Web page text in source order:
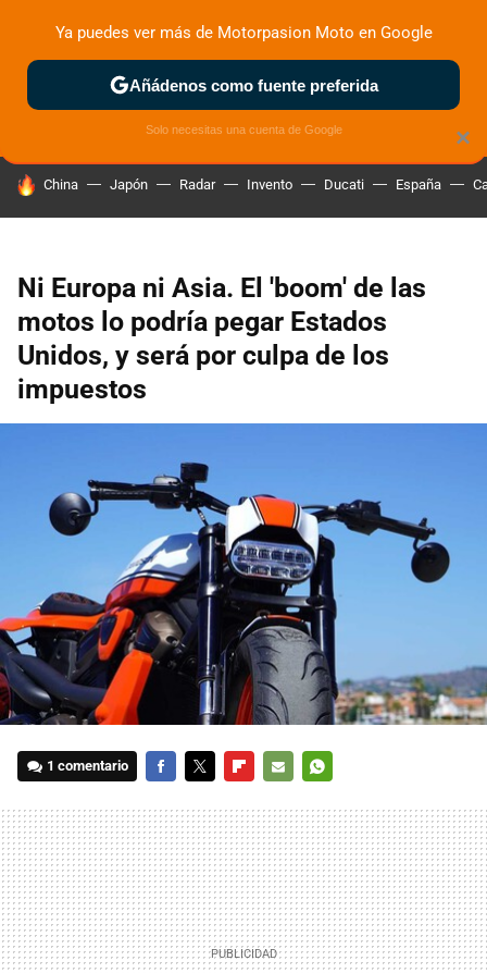
ZONA DE PRUEBAS DEPORTIVAS MOTOS ELÉCTRICAS
HOY SE HABLA DE
China Japón Radar Invento Ducati España
Ni Europa ni Asia. El 'boom' de las
motos lo podría pegar Estados
Unidos, y será por culpa de los
impuestos
1 comentario
MAIL
×
Ya puedes ver más de Motorpasion Moto en Google
Añádenos como fuente preferida
Solo necesitas una cuenta de Google